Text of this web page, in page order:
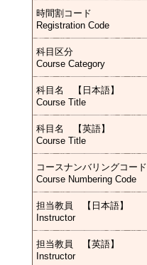
時間割コード
Registration Code
科目区分
Course Category
科目名 【日本語】
Course Title
科目名 【英語】
Course Title
コースナンバリングコード
Course Numbering Code
担当教員 【日本語】
Instructor
担当教員 【英語】
Instructor